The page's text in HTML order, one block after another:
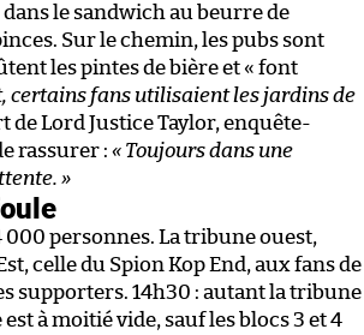
le sandwich au beurre de
Sur le chemin, les pubs sont
les pintes de bière et « font
certains fans utilisaient les jardins de
de Lord Justice Taylor, enquête-
rassurer : « Toujours dans une
»
000 personnes. La tribune ouest,
celle du Spion Kop End, aux fans de
supporters. 14h30 : autant la tribune
à moitié vide, sauf les blocs 3 et 4